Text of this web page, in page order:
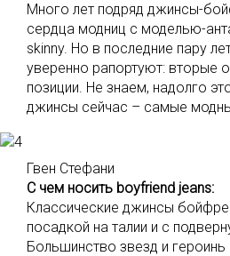
Много лет подряд джинсы-
сердца модниц с моделью-
skinny. Но в последние пару
уверенно рапортуют: вторые
позиции. Не знаем, надолго
джинсы сейчас – самые
Гвен Стефани
С чем носить boyfriend jeans:
Классические джинсы
посадкой на талии и с
Большинство звезд и героинь